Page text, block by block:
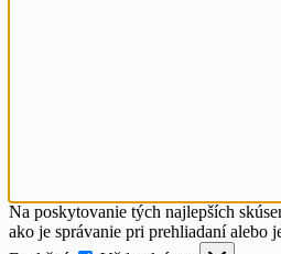
Na poskytovanie tých najlepších
ako je správanie pri prehliadaní alebo
Funkčné